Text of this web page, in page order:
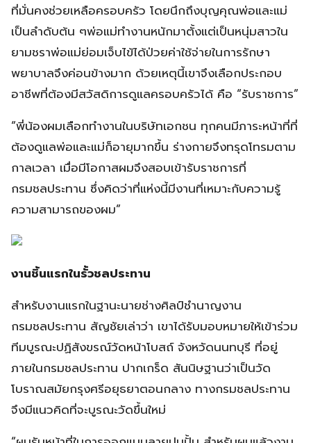
ที่มั่นคงช่วยเหลือครอบครัว โดยนึกถึงบุญคุณพ่อและแม่
เป็นลำดับต้น ๆพ่อแม่ทำงานหนักมาตั้งแต่เป็นหนุ่มสาวใน
ยามชราพ่อแม่ย่อมเจ็บไข้ได้ป่วยค่าใช้จ่ายในการรักษา
พยาบาลจึงค่อนข้างมาก ด้วยเหตุนี้เขาจึงเลือกประกอบ
อาชีพที่ต้องมีสวัสดิการดูแลครอบครัวได้ คือ “รับราชการ”
“พี่น้องผมเลือกทำงานในบริษัทเอกชน ทุกคนมีภาระหน้าที่ที่
ต้องดูแลพ่อและแม่ก็อายุมากขึ้น ร่างกายจึงทรุดโทรมตาม
กาลเวลา เมื่อมีโอกาสผมจึงสอบเข้ารับราชการที่
กรมชลประทาน ซึ่งคิดว่าที่แห่งนี้มีงานที่เหมาะกับความรู้
ความสามารถของผม”
งานชิ้นแรกในรั้วชลประทาน
สำหรับงานแรกในฐานะนายช่างศิลป์ชำนาญงาน
กรมชลประทาน สัญชัยเล่าว่า เขาได้รับมอบหมายให้เข้าร่วม
ทีมบูรณะปฏิสังขรณ์วัดหน้าโบสถ์ จังหวัดนนทบุรี ที่อยู่
ภายในกรมชลประทาน ปากเกร็ด สันนิษฐานว่าเป็นวัด
โบราณสมัยกรุงศรีอยุธยาตอนกลาง ทางกรมชลประทาน
จึงมีแนวคิดที่จะบูรณะวัดขึ้นใหม่